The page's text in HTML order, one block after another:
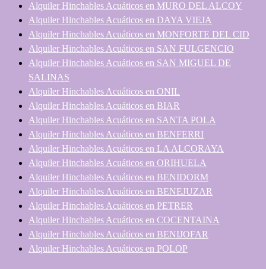
Alquiler Hinchables Acuáticos en MURO DEL ALCOY
Alquiler Hinchables Acuáticos en DAYA VIEJA
Alquiler Hinchables Acuáticos en MONFORTE DEL CID
Alquiler Hinchables Acuáticos en SAN FULGENCIO
Alquiler Hinchables Acuáticos en SAN MIGUEL DE
SALINAS
Alquiler Hinchables Acuáticos en ONIL
Alquiler Hinchables Acuáticos en BIAR
Alquiler Hinchables Acuáticos en SANTA POLA
Alquiler Hinchables Acuáticos en BENFERRI
Alquiler Hinchables Acuáticos en LA ALCORAYA
Alquiler Hinchables Acuáticos en ORIHUELA
Alquiler Hinchables Acuáticos en BENIDORM
Alquiler Hinchables Acuáticos en BENEJUZAR
Alquiler Hinchables Acuáticos en PETRER
Alquiler Hinchables Acuáticos en COCENTAINA
Alquiler Hinchables Acuáticos en BENIJOFAR
Alquiler Hinchables Acuáticos en POLOP